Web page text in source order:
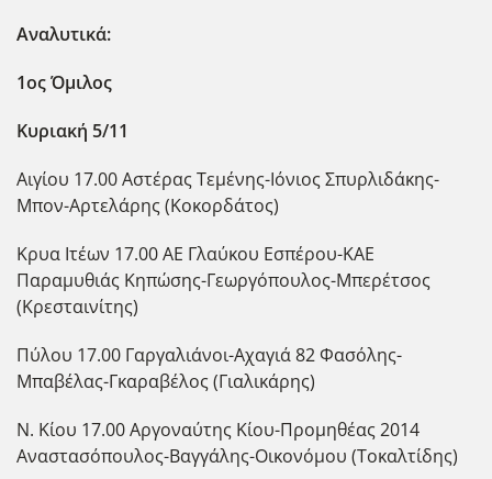
Αναλυτικά:
1ος Όμιλος
Κυριακή 5/11
Αιγίου 17.00 Αστέρας Τεμένης-Ιόνιος Σπυρλιδάκης-
Μπον-Αρτελάρης (Κοκορδάτος)
Κρυα Ιτέων 17.00 ΑΕ Γλαύκου Εσπέρου-ΚΑΕ
Παραμυθιάς Κηπώσης-Γεωργόπουλος-Μπερέτσος
(Κρεσταινίτης)
Πύλου 17.00 Γαργαλιάνοι-Αχαγιά 82 Φασόλης-
Μπαβέλας-Γκαραβέλος (Γιαλικάρης)
Ν. Κίου 17.00 Αργοναύτης Κίου-Προμηθέας 2014
Αναστασόπουλος-Βαγγάλης-Οικονόμου (Τοκαλτίδης)